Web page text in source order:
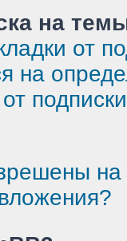
на
от
на